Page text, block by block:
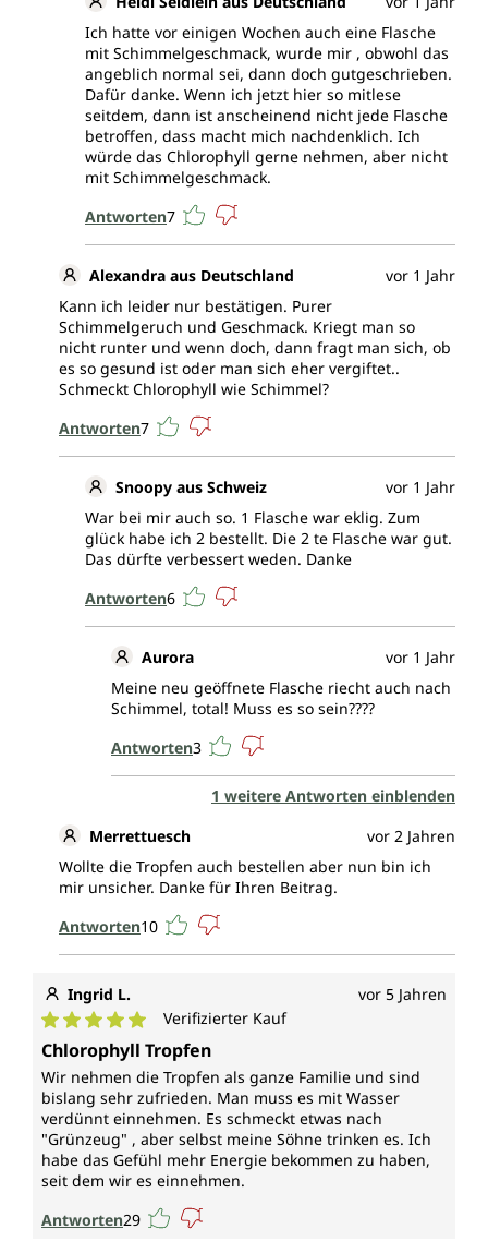
Ich hatte vor einigen Wochen auch eine Flasche
mit Schimmelgeschmack, wurde mir , obwohl das
angeblich normal sei, dann doch gutgeschrieben.
Dafür danke. Wenn ich jetzt hier so mitlese
seitdem, dann ist anscheinend nicht jede Flasche
betroffen, dass macht mich nachdenklich. Ich
würde das Chlorophyll gerne nehmen, aber nicht
mit Schimmelgeschmack.
Antworten7
Alexandra aus Deutschland
vor 1 Jahr
Kann ich leider nur bestätigen. Purer
Schimmelgeruch und Geschmack. Kriegt man so
nicht runter und wenn doch, dann fragt man sich, ob
es so gesund ist oder man sich eher vergiftet..
Schmeckt Chlorophyll wie Schimmel?
Antworten7
Snoopy aus Schweiz
vor 1 Jahr
War bei mir auch so. 1 Flasche war eklig. Zum
glück habe ich 2 bestellt. Die 2 te Flasche war gut.
Das dürfte verbessert weden. Danke
Antworten6
Aurora
vor 1 Jahr
Meine neu geöffnete Flasche riecht auch nach
Schimmel, total! Muss es so sein????
Antworten3
1 weitere Antworten einblenden
Merrettuesch
vor 2 Jahren
Wollte die Tropfen auch bestellen aber nun bin ich
mir unsicher. Danke für Ihren Beitrag.
Antworten10
Ingrid L. vor 5 Jahren
Durchschnittliche Bewertung von 5 von 5 Sternen
Verifizierter Kauf
Chlorophyll Tropfen
Wir nehmen die Tropfen als ganze Familie und sind
bislang sehr zufrieden. Man muss es mit Wasser
verdünnt einnehmen. Es schmeckt etwas nach
"Grünzeug" , aber selbst meine Söhne trinken es. Ich
habe das Gefühl mehr Energie bekommen zu haben,
seit dem wir es einnehmen.
Antworten29